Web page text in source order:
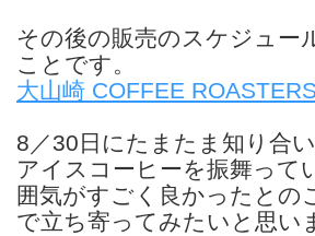
その後の販売のスケジュー
ことです。
大山崎 COFFEE ROASTERS
8／30日にたまたま知り合
アイスコーヒーを振舞って
囲気がすごく良かったとの
で立ち寄ってみたいと思い